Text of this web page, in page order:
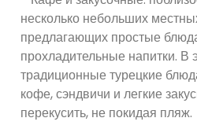
несколько небольших
предлагающих простые
прохладительные напитки. В
традиционные турецкие
кофе, сэндвичи и легкие
перекусить, не покидая пляж.